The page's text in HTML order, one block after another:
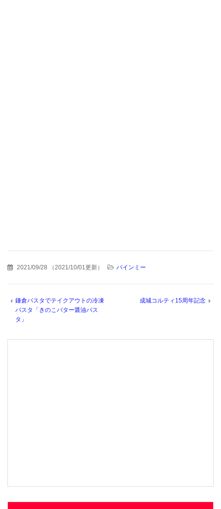
2021/09/28 （ 2021/10/01更新） バインミー
鎌倉パスタでテイクアウトの冷凍
パスタ「きのこバター醤油パス
タ」
成城コルティ15周年記念